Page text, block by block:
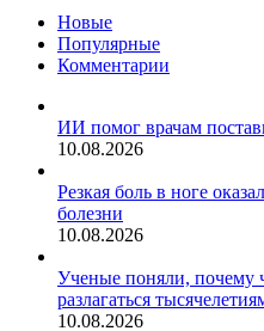
бессонницей
Новые
Популярные
Комментарии
ИИ помог врачам
10.08.2026
Резкая боль в ноге
болезни
10.08.2026
Ученые поняли, почему
разлагаться
10.08.2026